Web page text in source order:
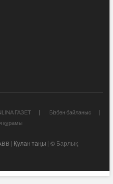
ГАЗЕТ
Бізбен байланыс
құрамы
| Құлан таңы | © Барлық